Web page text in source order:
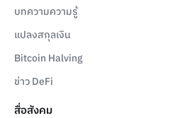
บทความความรู้
แปลงสกุลเงิน
Bitcoin Halving
ข่าว DeFi
สื่อสังคม